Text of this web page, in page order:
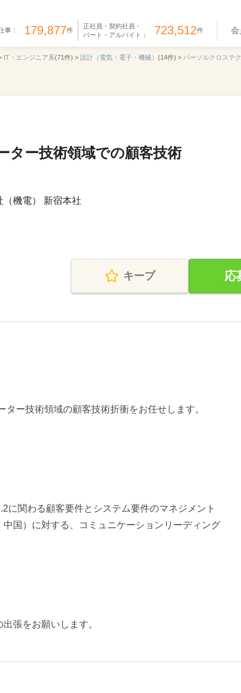
事： 179,877件
正社員・契約社員・
パート・アルバイト： 723,512件 会
IT・エンジニア系(71件) > 設計（電気・電子・機械） (14件) > パーソルクロステ
ター技術領域での顧客技術
機電） 新宿本社
キープ 応
ー技術領域の顧客技術折衝をお任せします。
に関わる顧客要件とシステム要件のマネジメント
国）に対する、コミュニケーションリーディング
張をお願いします。